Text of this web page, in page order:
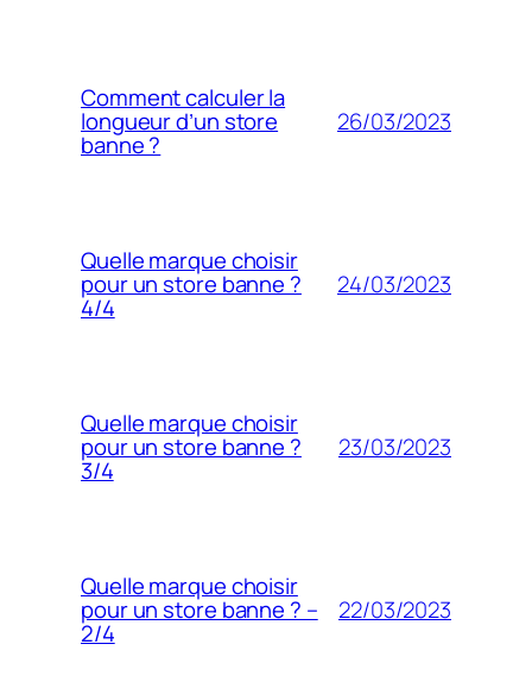
Comment calculer la
longueur d’un store
banne ?
26/03/2023
Quelle marque choisir
pour un store banne ?
4/4
24/03/2023
Quelle marque choisir
pour un store banne ?
3/4
23/03/2023
Quelle marque choisir
pour un store banne ? –
2/4
22/03/2023